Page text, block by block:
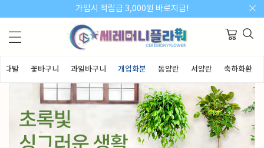
가입시 적립금 3,000원 바로지급!
다발 꽃바구니 과일바구니 개업화분 동양란 서양란 축하화환